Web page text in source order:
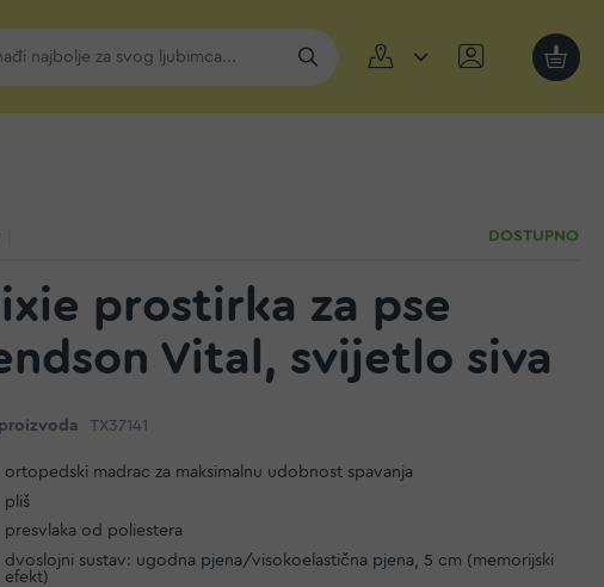
Moja
DOSTUPNO
prostirka za pse
Vital, svijetlo siva
TX37141
ortopedski madrac za maksimalnu udobnost spavanja
pliš
presvlaka od poliestera
dvoslojni sustav: ugodna pjena/visokoelastična pjena, 5 cm (memorijski
efekt)